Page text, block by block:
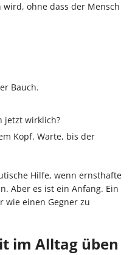
ohne dass der Mensch
Bauch.
jetzt wirklich?
Kopf. Warte, bis der
Hilfe, wenn ernsthafte
Aber es ist ein Anfang. Ein
wie einen Gegner zu
im Alltag üben